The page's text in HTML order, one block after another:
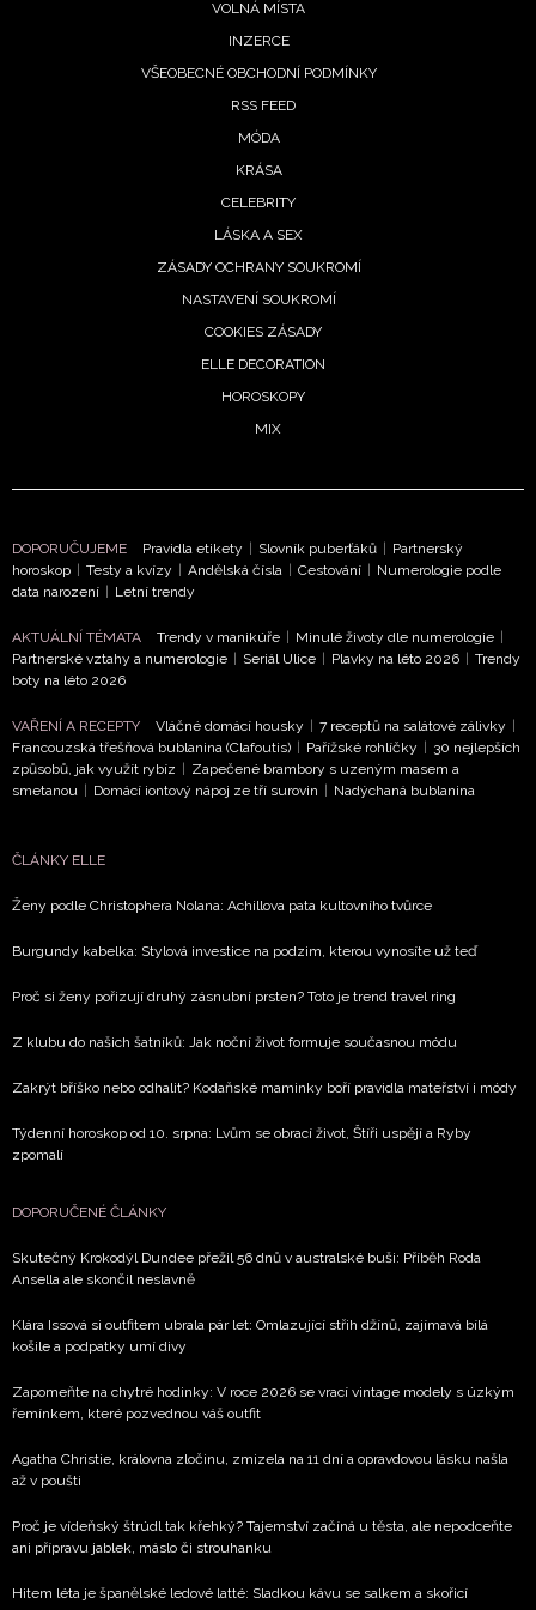
VOLNÁ MÍSTA
INZERCE
VŠEOBECNÉ OBCHODNÍ PODMÍNKY
RSS FEED
MÓDA
KRÁSA
CELEBRITY
LÁSKA A SEX
ZÁSADY OCHRANY SOUKROMÍ
NASTAVENÍ SOUKROMÍ
COOKIES ZÁSADY
ELLE DECORATION
HOROSKOPY
MIX
DOPORUČUJEME Pravidla etikety | Slovník puberťáků | Partnerský
horoskop | Testy a kvízy | Andělská čísla | Cestování | Numerologie podle
data narození | Letní trendy
AKTUÁLNÍ TÉMATA Trendy v manikúře | Minulé životy dle numerologie |
Partnerské vztahy a numerologie | Seriál Ulice | Plavky na léto 2026 | Trendy
boty na léto 2026
VAŘENÍ A RECEPTY Vláčné domácí housky | 7 receptů na salátové zálivky |
Francouzská třešňová bublanina (Clafoutis) | Pařížské rohlíčky | 30 nejlepších
způsobů, jak využít rybíz | Zapečené brambory s uzeným masem a
smetanou | Domácí iontový nápoj ze tří surovin | Nadýchaná bublanina
ČLÁNKY ELLE
Ženy podle Christophera Nolana: Achillova pata kultovního tvůrce
Burgundy kabelka: Stylová investice na podzim, kterou vynosíte už teď
Proč si ženy pořizují druhý zásnubní prsten? Toto je trend travel ring
Z klubu do našich šatníků: Jak noční život formuje současnou módu
Zakrýt bříško nebo odhalit? Kodaňské maminky boří pravidla mateřství i módy
Týdenní horoskop od 10. srpna: Lvům se obrací život, Štíři uspějí a Ryby
zpomalí
DOPORUČENÉ ČLÁNKY
Skutečný Krokodýl Dundee přežil 56 dnů v australské buši: Příběh Roda
Ansella ale skončil neslavně
Klára Issová si outfitem ubrala pár let: Omlazující střih džínů, zajímavá bílá
košile a podpatky umí divy
Zapomeňte na chytré hodinky: V roce 2026 se vrací vintage modely s úzkým
řemínkem, které pozvednou váš outfit
Agatha Christie, královna zločinu, zmizela na 11 dní a opravdovou lásku našla
až v poušti
Proč je vídeňský štrúdl tak křehký? Tajemství začíná u těsta, ale nepodceňte
ani přípravu jablek, máslo či strouhanku
Hitem léta je španělské ledové latté: Sladkou kávu se salkem a skořicí